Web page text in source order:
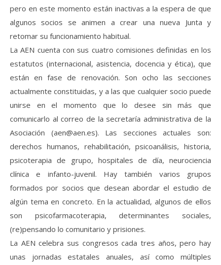
pero en este momento están inactivas a la espera de que
algunos socios se animen a crear una nueva Junta y
retomar su funcionamiento habitual.
La AEN cuenta con sus cuatro comisiones definidas en los
estatutos (internacional, asistencia, docencia y ética), que
están en fase de renovación. Son ocho las secciones
actualmente constituidas, y a las que cualquier socio puede
unirse en el momento que lo desee sin más que
comunicarlo al correo de la secretaría administrativa de la
Asociación (aen@aen.es). Las secciones actuales son:
derechos humanos, rehabilitación, psicoanálisis, historia,
psicoterapia de grupo, hospitales de día, neurociencia
clínica e infanto-juvenil. Hay también varios grupos
formados por socios que desean abordar el estudio de
algún tema en concreto. En la actualidad, algunos de ellos
son psicofarmacoterapia, determinantes sociales,
(re)pensando lo comunitario y prisiones.
La AEN celebra sus congresos cada tres años, pero hay
unas jornadas estatales anuales, así como múltiples